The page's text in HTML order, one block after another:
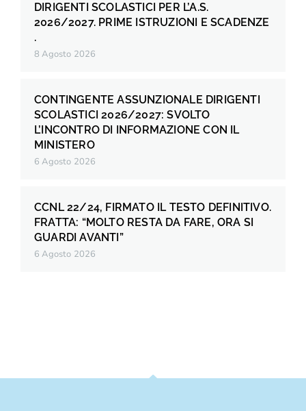
DIRIGENTI SCOLASTICI PER L’A.S.
2026/2027. PRIME ISTRUZIONI E SCADENZE
.
8 Agosto 2026
CONTINGENTE ASSUNZIONALE DIRIGENTI
SCOLASTICI 2026/2027: SVOLTO
L’INCONTRO DI INFORMAZIONE CON IL
MINISTERO
6 Agosto 2026
CCNL 22/24, FIRMATO IL TESTO DEFINITIVO.
FRATTA: “MOLTO RESTA DA FARE, ORA SI
GUARDI AVANTI”
6 Agosto 2026